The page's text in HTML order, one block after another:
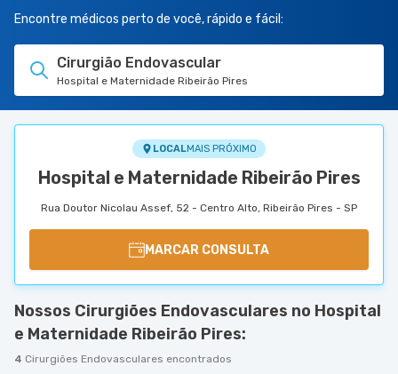
TUASAUDE.COM
Encontre médicos perto de você, rápido e fácil:
Cirurgião Endovascular
Hospital e Maternidade Ribeirão Pires
LOCALMAIS PRÓXIMO
Hospital e Maternidade Ribeirão Pires
Rua Doutor Nicolau Assef, 52 - Centro Alto, Ribeirão Pires - SP
MARCAR CONSULTA
Nossos Cirurgiões Endovasculares no Hospital
e Maternidade Ribeirão Pires:
4 Cirurgiões Endovasculares encontrados